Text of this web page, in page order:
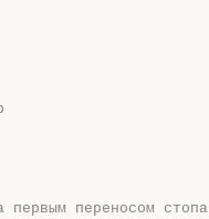
переносом стопа